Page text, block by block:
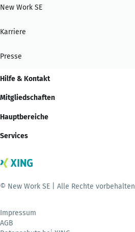
New Work SE
Karriere
Presse
Hilfe & Kontakt
Mitgliedschaften
Hauptbereiche
Services
© New Work SE | Alle Rechte vorbehalten
Impressum
AGB